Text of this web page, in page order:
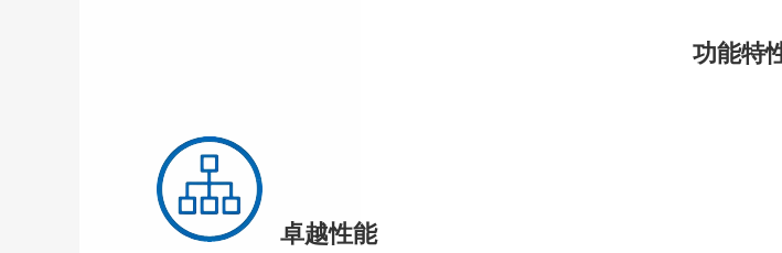
功能特
卓越性能